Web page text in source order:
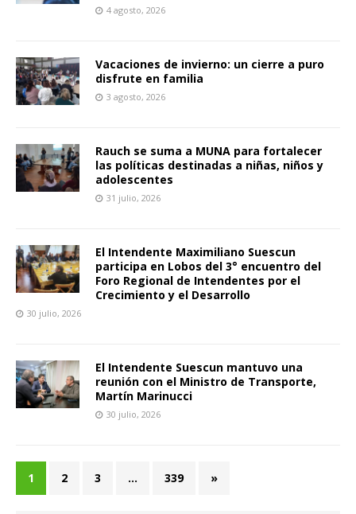
4 agosto, 2026
Vacaciones de invierno: un cierre a puro
disfrute en familia
3 agosto, 2026
Rauch se suma a MUNA para fortalecer
las políticas destinadas a niñas, niños y
adolescentes
31 julio, 2026
El Intendente Maximiliano Suescun
participa en Lobos del 3° encuentro del
Foro Regional de Intendentes por el
Crecimiento y el Desarrollo
30 julio, 2026
El Intendente Suescun mantuvo una
reunión con el Ministro de Transporte,
Martín Marinucci
30 julio, 2026
1 2 3 … 339 »